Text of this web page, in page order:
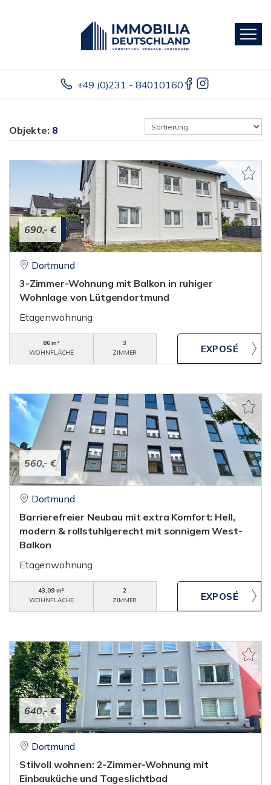
+49 (0)231 - 84010160
Objekte: 8
690,- €
Dortmund
3-Zimmer-Wohnung mit Balkon in ruhiger
Wohnlage von Lütgendortmund
Etagenwohnung
86 m²
WOHNFLÄCHE
3
ZIMMER
560,- €
Dortmund
Barrierefreier Neubau mit extra Komfort: Hell,
modern & rollstuhlgerecht mit sonnigem West-
Balkon
Etagenwohnung
43,09 m²
WOHNFLÄCHE
2
ZIMMER
640,- €
Dortmund
Stilvoll wohnen: 2-Zimmer-Wohnung mit
Einbauküche und Tageslichtbad